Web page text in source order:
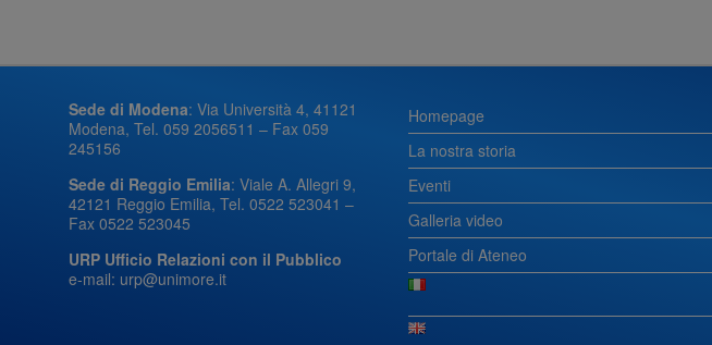
Sede di Modena: Via Università 4, 41121
Modena, Tel. 059 2056511 – Fax 059
245156
Sede di Reggio Emilia: Viale A. Allegri 9,
42121 Reggio Emilia, Tel. 0522 523041 –
Fax 0522 523045
URP Ufficio Relazioni con il Pubblico
e-mail: urp@unimore.it
Homepage
La nostra storia
Eventi
Galleria video
Portale di Ateneo